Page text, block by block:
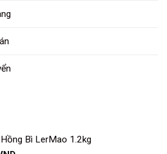
Bì LerMao 1.2kg